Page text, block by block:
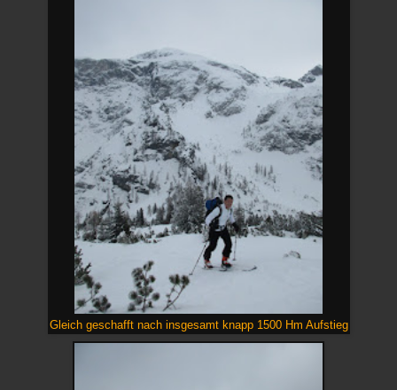
Gleich geschafft nach insgesamt knapp 1500 Hm Aufstieg